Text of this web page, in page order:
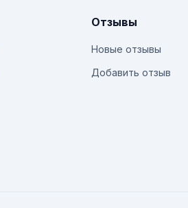
Отзывы
Новые отзывы
Добавить отзыв